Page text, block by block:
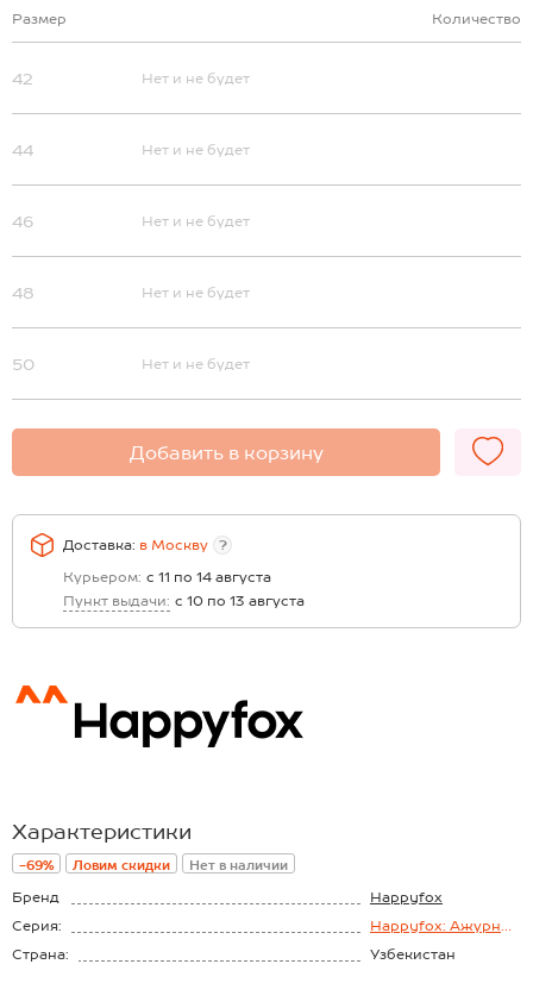
Размер Количество
42 Нет и не будет
44 Нет и не будет
46 Нет и не будет
48 Нет и не будет
50 Нет и не будет
Добавить в корзину
Доставка: в Москву
?
Курьером: с 11 по 14 августа
Пункт выдачи: с 10 по 13 августа
Характеристики
-69% Ловим скидки Нет в наличии
Бренд
Happyfox
Серия:
Happyfox: Ажурный
хлопок
Страна:
Узбекистан